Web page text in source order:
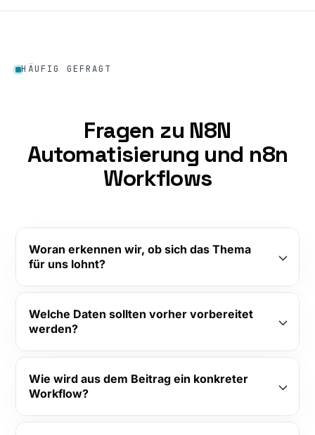
HÄUFIG GEFRAGT
Fragen zu N8N
Automatisierung und n8n
Workflows
Woran erkennen wir, ob sich das Thema
für uns lohnt?
Welche Daten sollten vorher vorbereitet
werden?
Wie wird aus dem Beitrag ein konkreter
Workflow?